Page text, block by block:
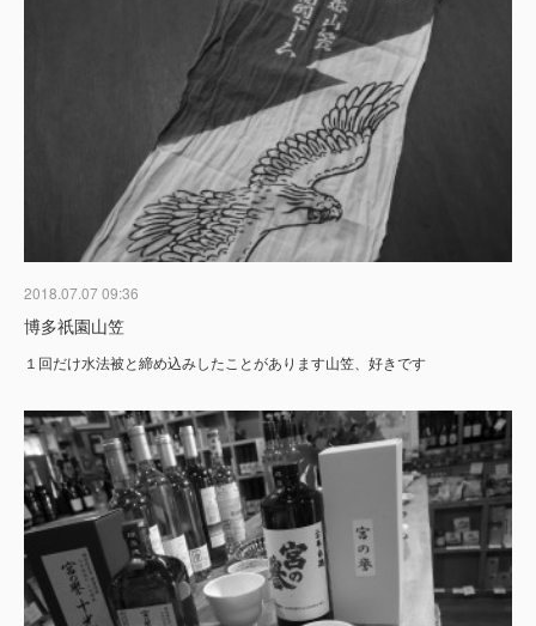
2018.07.07 09:36
博多祇園山笠
１回だけ水法被と締め込みしたことがあります山笠、好きです